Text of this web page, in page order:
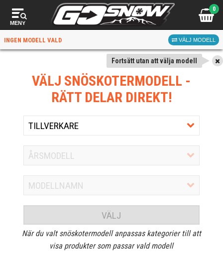
MENY
0
INGEN MODELL VALD VÄLJ MODELL
Fortsätt utan att välja modell
VÄLJ SNÖSKOTERMODELL -
RÄTT DELAR DIREKT!
VÄLJ
När du valt snöskotermodell anpassas kategorier till att
visa produkter som passar vald modell